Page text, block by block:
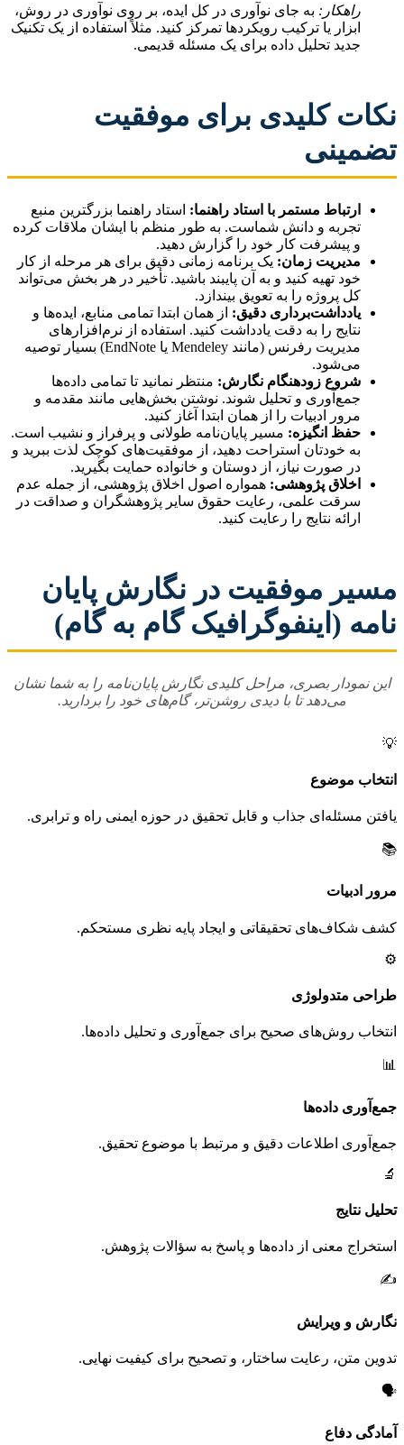
راهکار: به جای نوآوری در کل ایده، بر روی نوآوری در روش،
ابزار یا ترکیب رویکردها تمرکز کنید. مثلاً استفاده از یک تکنیک
جدید تحلیل داده برای یک مسئله قدیمی.
نکات کلیدی برای موفقیت
تضمینی
ارتباط مستمر با استاد راهنما: استاد راهنما بزرگترین منبع
تجربه و دانش شماست. به طور منظم با ایشان ملاقات کرده
و پیشرفت کار خود را گزارش دهید.
مدیریت زمان: یک برنامه زمانی دقیق برای هر مرحله از کار
خود تهیه کنید و به آن پایبند باشید. تأخیر در هر بخش می‌تواند
کل پروژه را به تعویق بیندازد.
یادداشت‌برداری دقیق: از همان ابتدا تمامی منابع، ایده‌ها و
نتایج را به دقت یادداشت کنید. استفاده از نرم‌افزارهای
مدیریت رفرنس (مانند Mendeley یا EndNote) بسیار توصیه
می‌شود.
شروع زودهنگام نگارش: منتظر نمانید تا تمامی داده‌ها
جمع‌آوری و تحلیل شوند. نوشتن بخش‌هایی مانند مقدمه و
مرور ادبیات را از همان ابتدا آغاز کنید.
حفظ انگیزه: مسیر پایان‌نامه طولانی و پرفراز و نشیب است.
به خودتان استراحت دهید، از موفقیت‌های کوچک لذت ببرید و
در صورت نیاز، از دوستان و خانواده حمایت بگیرید.
اخلاق پژوهشی: همواره اصول اخلاق پژوهشی، از جمله عدم
سرقت علمی، رعایت حقوق سایر پژوهشگران و صداقت در
ارائه نتایج را رعایت کنید.
مسیر موفقیت در نگارش پایان
نامه (اینفوگرافیک گام به گام)
این نمودار بصری، مراحل کلیدی نگارش پایان‌نامه را به شما نشان
می‌دهد تا با دیدی روشن‌تر، گام‌های خود را بردارید.
💡
انتخاب موضوع
یافتن مسئله‌ای جذاب و قابل تحقیق در حوزه ایمنی راه و ترابری.
📚
مرور ادبیات
کشف شکاف‌های تحقیقاتی و ایجاد پایه نظری مستحکم.
⚙️
طراحی متدولوژی
انتخاب روش‌های صحیح برای جمع‌آوری و تحلیل داده‌ها.
📊
جمع‌آوری داده‌ها
جمع‌آوری اطلاعات دقیق و مرتبط با موضوع تحقیق.
🔬
تحلیل نتایج
استخراج معنی از داده‌ها و پاسخ به سؤالات پژوهش.
✍️
نگارش و ویرایش
تدوین متن، رعایت ساختار، و تصحیح برای کیفیت نهایی.
🗣️
آمادگی دفاع